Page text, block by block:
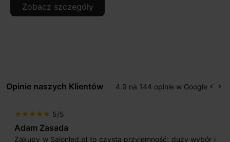
Zobacz szczegóły
Opinie naszych Klientów 4.9 na 144 opinie w Google keyboard_arrow_left keyboard_arrow_right
star star star star star 5/5
Max777
Jestem bardzo zadowolony. Przede wszystkim od